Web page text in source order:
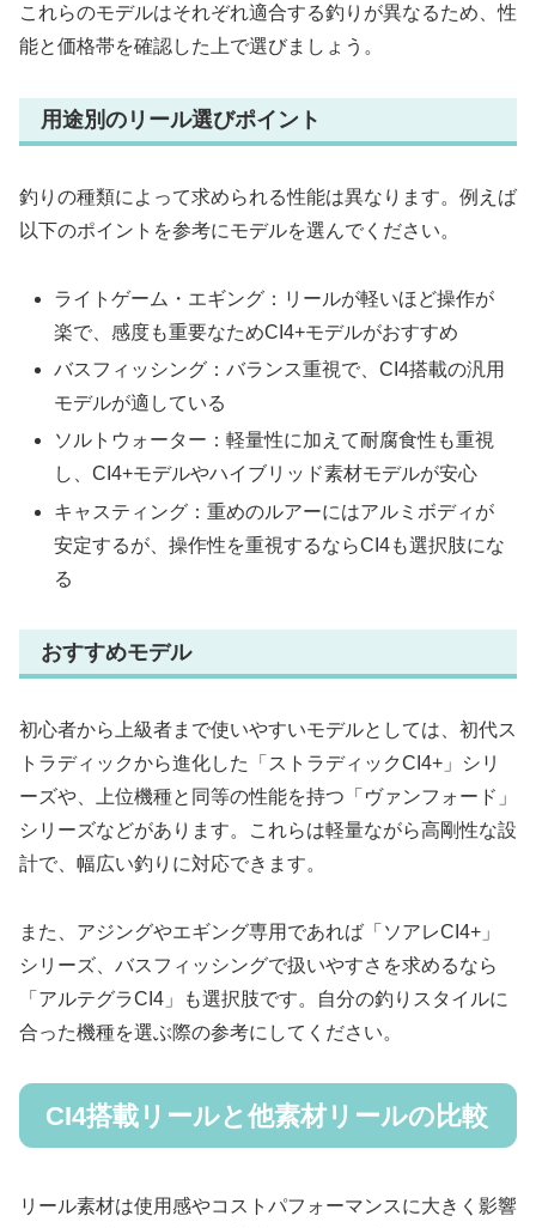
これらのモデルはそれぞれ適合する釣りが異なるため、性
能と価格帯を確認した上で選びましょう。
用途別のリール選びポイント
釣りの種類によって求められる性能は異なります。例えば
以下のポイントを参考にモデルを選んでください。
ライトゲーム・エギング：リールが軽いほど操作が
楽で、感度も重要なためCI4+モデルがおすすめ
バスフィッシング：バランス重視で、CI4搭載の汎用
モデルが適している
ソルトウォーター：軽量性に加えて耐腐食性も重視
し、CI4+モデルやハイブリッド素材モデルが安心
キャスティング：重めのルアーにはアルミボディが
安定するが、操作性を重視するならCI4も選択肢にな
る
おすすめモデル
初心者から上級者まで使いやすいモデルとしては、初代ス
トラディックから進化した「ストラディックCI4+」シリ
ーズや、上位機種と同等の性能を持つ「ヴァンフォード」
シリーズなどがあります。これらは軽量ながら高剛性な設
計で、幅広い釣りに対応できます。
また、アジングやエギング専用であれば「ソアレCI4+」
シリーズ、バスフィッシングで扱いやすさを求めるなら
「アルテグラCI4」も選択肢です。自分の釣りスタイルに
合った機種を選ぶ際の参考にしてください。
CI4搭載リールと他素材リールの比較
リール素材は使用感やコストパフォーマンスに大きく影響